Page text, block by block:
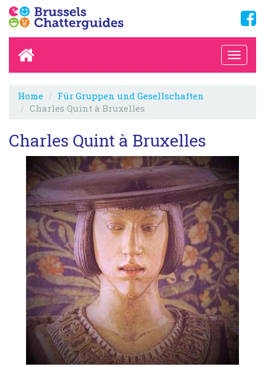
Home
Für Gruppen und Gesellschaften
Charles Quint à Bruxelles
Charles Quint à Bruxelles